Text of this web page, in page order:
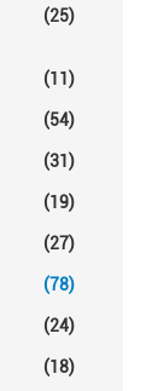
(25)
(11)
(54)
(31)
(19)
(27)
(78)
(24)
(18)